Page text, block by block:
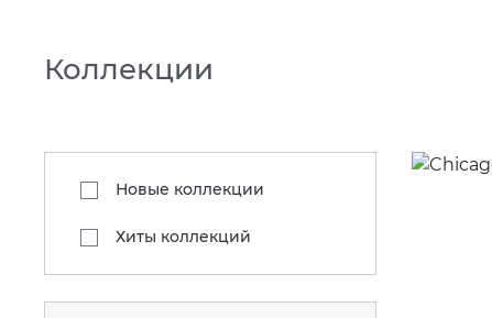
Коллекции
Новые коллекции
Хиты коллекций